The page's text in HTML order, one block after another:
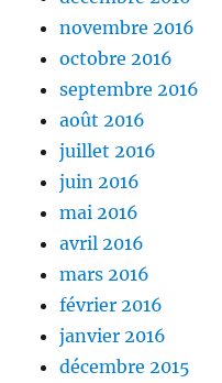
novembre 2016
octobre 2016
septembre 2016
août 2016
juillet 2016
juin 2016
mai 2016
avril 2016
mars 2016
février 2016
janvier 2016
décembre 2015